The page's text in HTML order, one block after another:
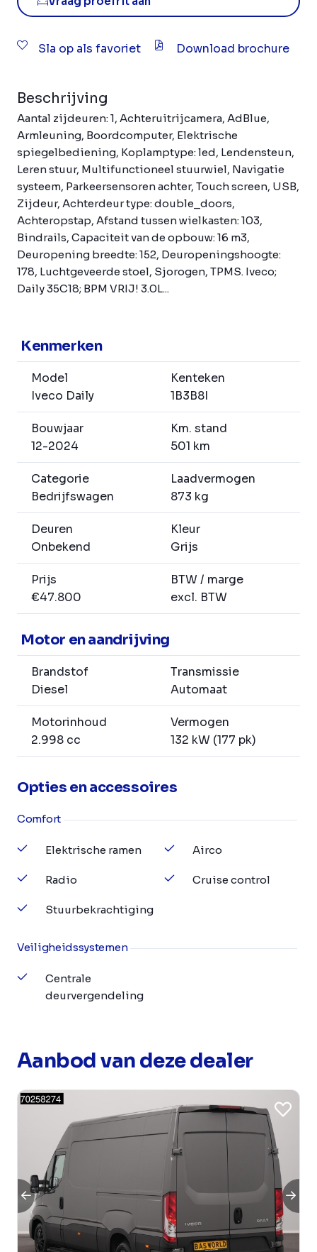
Sla op als favoriet Download brochure
Beschrijving
Aantal zijdeuren: 1, Achteruitrijcamera, AdBlue,
Armleuning, Boordcomputer, Elektrische
spiegelbediening, Koplamptype: led, Lendensteun,
Leren stuur, Multifunctioneel stuurwiel, Navigatie
systeem, Parkeersensoren achter, Touch screen, USB,
Zijdeur, Achterdeur type: double_doors,
Achteropstap, Afstand tussen wielkasten: 103,
Bindrails, Capaciteit van de opbouw: 16 m3,
Deuropening breedte: 152, Deuropeningshoogte:
178, Luchtgeveerde stoel, Sjorogen, TPMS. Iveco;
Daily 35C18; BPM VRIJ! 3.0L...
Kenmerken
Model
Iveco Daily
Kenteken
1B3B8I
Bouwjaar
12-2024
Km. stand
501 km
Categorie
Bedrijfswagen
Laadvermogen
873 kg
Deuren
Onbekend
Kleur
Grijs
Prijs
€47.800
BTW / marge
excl. BTW
Motor en aandrijving
Brandstof
Diesel
Transmissie
Automaat
Motorinhoud
2.998 cc
Vermogen
132 kW (177 pk)
Opties en accessoires
Comfort
Elektrische ramen
Radio
Stuurbekrachtiging
Airco
Cruise control
Veiligheidssystemen
Centrale
deurvergendeling
Aanbod van deze dealer